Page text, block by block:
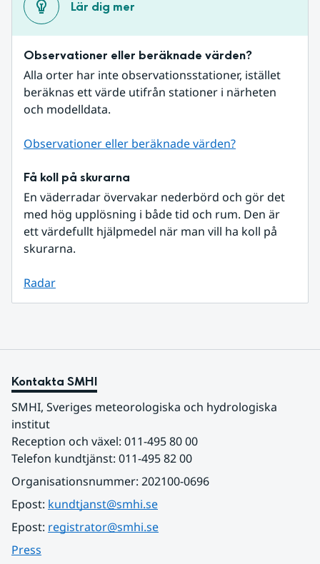
Lär dig mer
Observationer eller beräknade värden?
Alla orter har inte observationsstationer, istället
beräknas ett värde utifrån stationer i närheten
och modelldata.
Observationer eller beräknade värden?
Få koll på skurarna
En väderradar övervakar nederbörd och gör det
med hög upplösning i både tid och rum. Den är
ett värdefullt hjälpmedel när man vill ha koll på
skurarna.
Radar
Kontakta SMHI
SMHI, Sveriges meteorologiska och hydrologiska
institut
Reception och växel: 011-495 80 00
Telefon kundtjänst: 011-495 82 00
Organisationsnummer: 202100-0696
Epost: kundtjanst@smhi.se
Epost: registrator@smhi.se
Press